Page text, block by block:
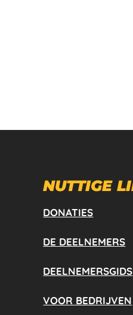
NUTTIGE
DONATIES
DE DEELNEMERS
DEELNEMERSGIDS
VOOR BEDRIJVEN